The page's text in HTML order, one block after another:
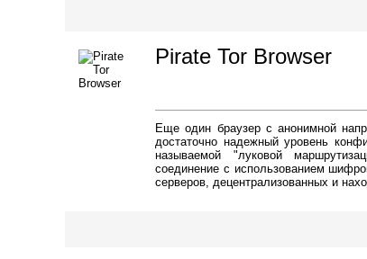
Pirate Tor Browser
Еще один браузер с анонимной
достаточно надежный уровень
называемой "луковой
соединение с использованием
серверов, децентрализованных и